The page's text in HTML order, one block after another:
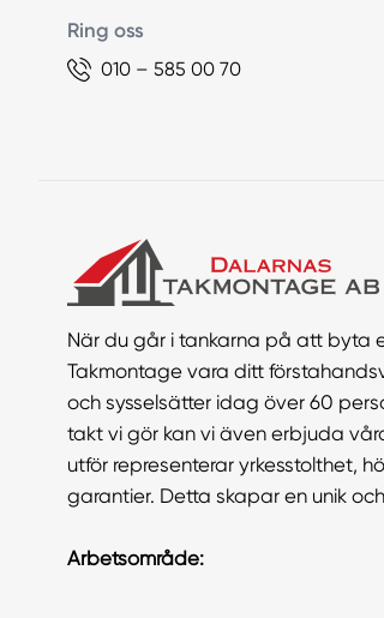
Ring oss
010 – 585 00 70
När du går i tankarna på att byta
Takmontage vara ditt
och sysselsätter idag över 60
takt vi gör kan vi även erbjuda
utför representerar yrkesstolthet,
garantier. Detta skapar en unik
Arbetsområde: